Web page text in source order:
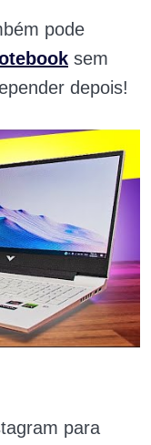
pode
sem
depois!
para